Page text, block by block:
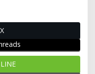
ar
e
X
LINE